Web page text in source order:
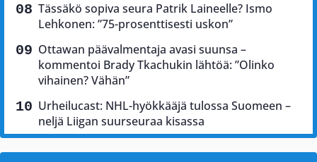
Tässäkö sopiva seura Patrik Laineelle? Ismo
Lehkonen: ”75-prosenttisesti uskon”
Ottawan päävalmentaja avasi suunsa –
kommentoi Brady Tkachukin lähtöä: ”Olinko
vihainen? Vähän”
Urheilucast: NHL-hyökkääjä tulossa Suomeen –
neljä Liigan suurseuraa kisassa